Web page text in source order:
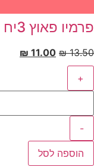
פאוץ 3יח
₪
11.00
₪
הוספה לסל